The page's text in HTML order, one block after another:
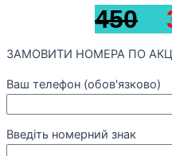
450
ЗАМОВИТИ НОМЕРА ПО
Ваш телефон (обов'язково)
Введіть номерний знак